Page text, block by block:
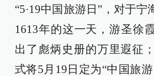
“5·19中国旅游日”，对于
1613年的这一天，游圣徐
出了彪炳史册的万里遐征
式将5月19日定为“中国旅